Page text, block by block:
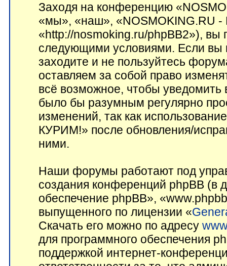
Заходя на конференцию
«мы», «наш», «NOSMOKING.RU
«http://nosmoking.ru/phpBB2»), вы
следующими условиями. Если вы
заходите и не пользуйтесь
оставляем за собой право
всё возможное, чтобы
было бы разумным регулярно
изменений, так как
КУРИМ!» после обновления/
ними.
Наши форумы работают под
создания конференций phpBB (в
обеспечение phpBB»,
выпущенного по лицензии «
Скачать его можно по адресу
для программного обеспечения
поддержкой интернет-